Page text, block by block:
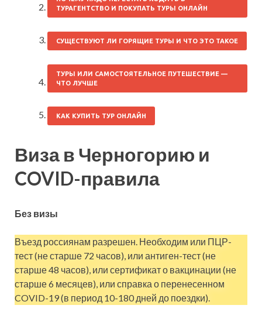
ТУРАГЕНТСТВО И ПОКУПАТЬ ТУРЫ ОНЛАЙН
СУЩЕСТВУЮТ ЛИ ГОРЯЩИЕ ТУРЫ И ЧТО ЭТО ТАКОЕ
ТУРЫ ИЛИ САМОСТОЯТЕЛЬНОЕ ПУТЕШЕСТВИЕ —
ЧТО ЛУЧШЕ
КАК КУПИТЬ ТУР ОНЛАЙН
Виза в Черногорию и
COVID-правила
Без визы
Въезд россиянам разрешен. Необходим или ПЦР-
тест (не старше 72 часов), или антиген-тест (не
старше 48 часов), или сертификат о вакцинации (не
старше 6 месяцев), или справка о перенесенном
COVID-19 (в период 10-180 дней до поездки).